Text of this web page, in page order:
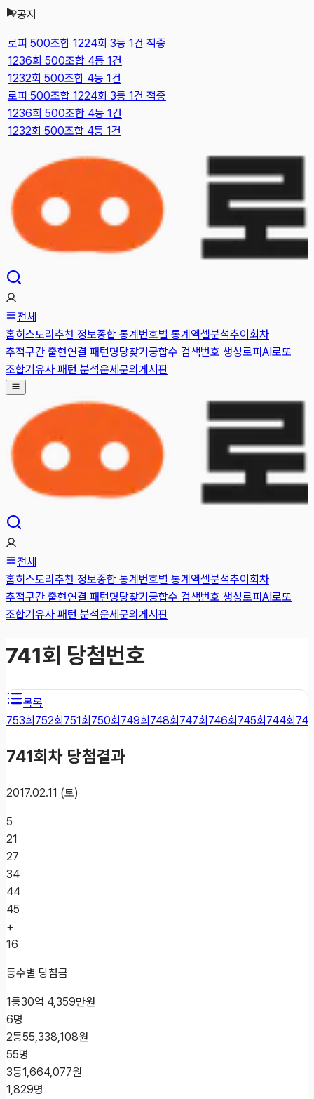
공지
로피 500조합 1224회 3등 1건 적중
1236회 500조합 4등 1건
1232회 500조합 4등 1건
로피 500조합 1224회 3등 1건 적중
1236회 500조합 4등 1건
1232회 500조합 4등 1건
전체
홈히스토리 추천 정보종합 통계번호별 통계엑셀분석추이 회차
추적구간 출현연결 패턴명당찾기궁합수 검색번호 생성로피AI로또
조합기유사 패턴 분석운세문의게시판
전체
홈히스토리 추천 정보종합 통계번호별 통계엑셀분석추이 회차
추적구간 출현연결 패턴명당찾기궁합수 검색번호 생성로피AI로또
조합기유사 패턴 분석운세문의게시판
741회 당첨번호
목록
753회752회751회750회749회748회747회746회745회744회743
741회차 당첨결과
2017.02.11 (토)
5
21
27
34
44
45
+
16
등수별 당첨금
1등30억 4,359만원
6명
2등55,338,108원
55명
3등1,664,077원
1,829명